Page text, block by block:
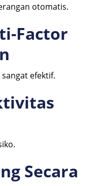
otomatis.
Factor
efektif.
Secara